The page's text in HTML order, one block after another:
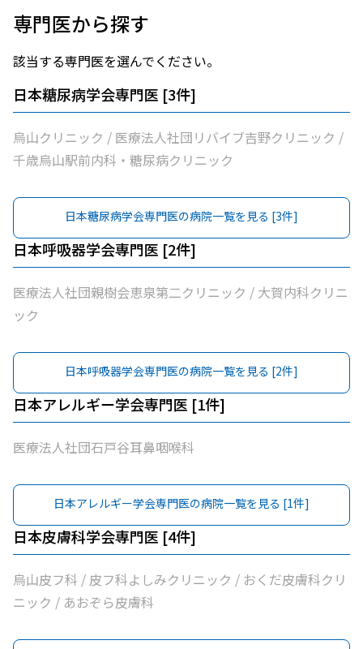
専門医から探す
該当する専門医を選んでください。
日本糖尿病学会専門医 [3件]
烏山クリニック / 医療法人社団リバイブ吉野クリニック /
千歳烏山駅前内科・糖尿病クリニック
日本糖尿病学会専門医の病院一覧を見る [3件]
日本呼吸器学会専門医 [2件]
医療法人社団親樹会恵泉第二クリニック / 大賀内科クリニ
ック
日本呼吸器学会専門医の病院一覧を見る [2件]
日本アレルギー学会専門医 [1件]
医療法人社団石戸谷耳鼻咽喉科
日本アレルギー学会専門医の病院一覧を見る [1件]
日本皮膚科学会専門医 [4件]
烏山皮フ科 / 皮フ科よしみクリニック / おくだ皮膚科クリ
ニック / あおぞら皮膚科